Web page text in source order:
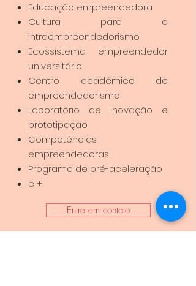
Educação empreendedora
Cultura para o
intraempreendedorismo
Ecossistema empreendedor
universitário
Centro acadêmico de
empreendedorismo
Laboratório de inovação e
prototipação
Competências
empreendedoras
Programa de pré-aceleração
e +
Entre em contato